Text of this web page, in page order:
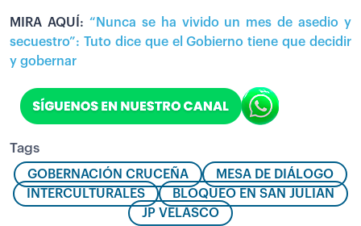
MIRA AQUÍ: “Nunca se ha vivido un mes de asedio y
secuestro”: Tuto dice que el Gobierno tiene que decidir
y gobernar
Tags
GOBERNACIÓN CRUCEÑA
MESA DE DIÁLOGO
INTERCULTURALES
BLOQUEO EN SAN JULIÁN
JP VELASCO